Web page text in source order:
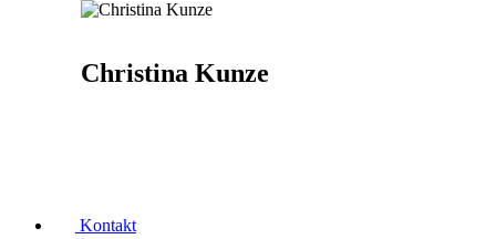
Christina Kunze
Kontakt